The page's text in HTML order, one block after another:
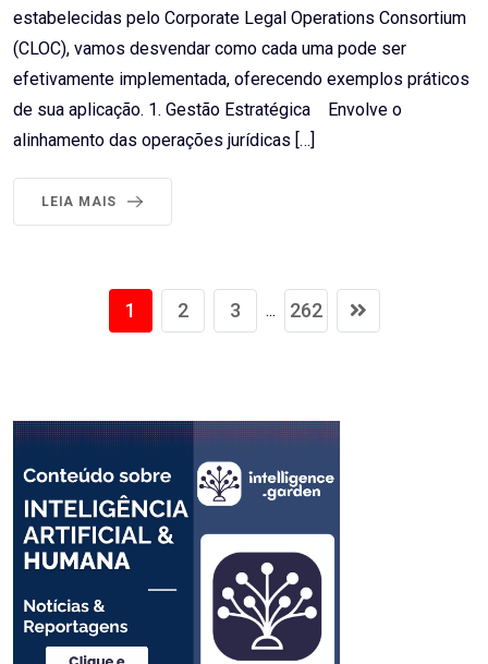
estabelecidas pelo Corporate Legal Operations Consortium
(CLOC), vamos desvendar como cada uma pode ser
efetivamente implementada, oferecendo exemplos práticos
de sua aplicação. 1. Gestão Estratégica Envolve o
alinhamento das operações jurídicas […]
LEIA MAIS
1 2 3 ... 262